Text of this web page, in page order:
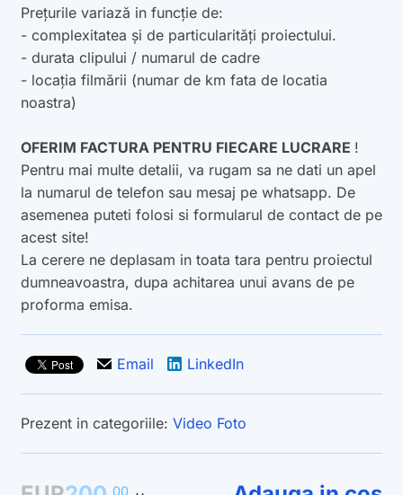
Prețurile variază in funcție de:
- complexitatea și de particularități proiectului.
- durata clipului / numarul de cadre
- locația filmării (numar de km fata de locatia
noastra)
OFERIM FACTURA PENTRU FIECARE LUCRARE !
Pentru mai multe detalii, va rugam sa ne dati un apel
la numarul de telefon sau mesaj pe whatsapp. De
asemenea puteti folosi si formularul de contact de pe
acest site!
La cerere ne deplasam in toata tara pentru proiectul
dumneavoastra, dupa achitarea unui avans de pe
proforma emisa.
Email LinkedIn
Prezent in categoriile: Video Foto
00